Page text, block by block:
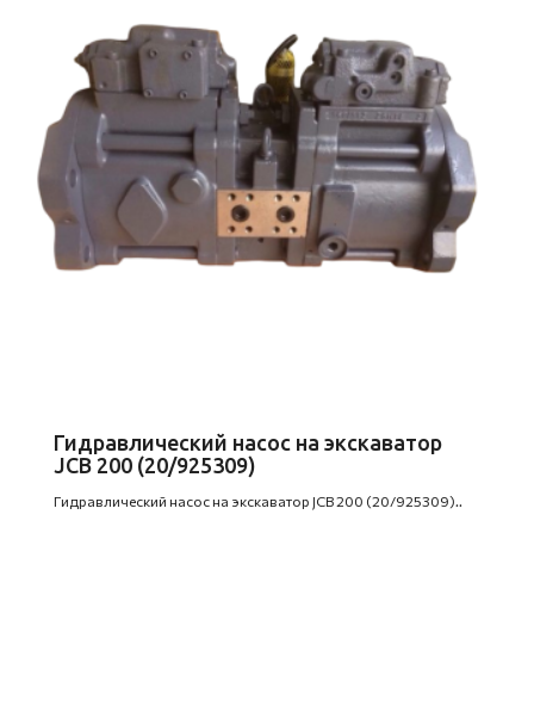
Гидравлический насос на экскаватор
JCB 200 (20/925309)
Гидравлический насос на экскаватор JCB 200 (20/925309)..